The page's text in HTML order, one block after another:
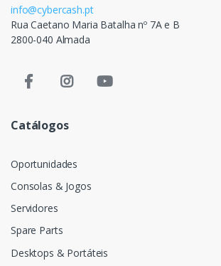
info@cybercash.pt
Rua Caetano Maria Batalha nº 7A e B
2800-040 Almada
Catálogos
Oportunidades
Consolas & Jogos
Servidores
Spare Parts
Desktops & Portáteis